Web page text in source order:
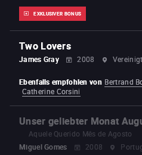
EXKLUSIVER BONUS
Two Lovers
James Gray 2008
Ebenfalls empfohlen von Bertrand
Catherine Corsini
Unser geliebter Monat
Aquele Querido Mês de Agosto
Miguel Gomes
2008